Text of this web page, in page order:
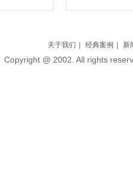
关于我们 经典案例 新
Copyright @ 2002. All rights